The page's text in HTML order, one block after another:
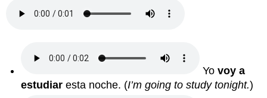
Yovoy a
estudiar esta noche. (I’m going to study tonight.)